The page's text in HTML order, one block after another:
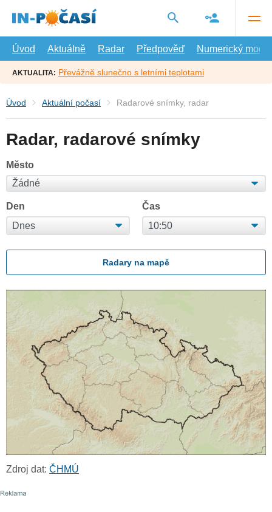
hlavní
Úvod
Aktuálně Radar Předpověď Numerický model
AKTUALITA: Převážně slunečno s letními teplotami
Úvod Aktuální počasí Radarové snímky, radar
Radar, radarové snímky
Město
Den Čas
Radary na mapě
Zdroj dat: ČHMÚ